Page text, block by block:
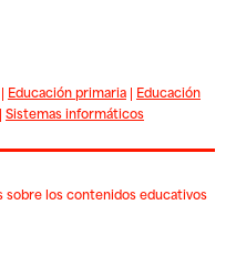
| Educación primaria| Educación
Sistemas informáticos
sobre los contenidos educativos